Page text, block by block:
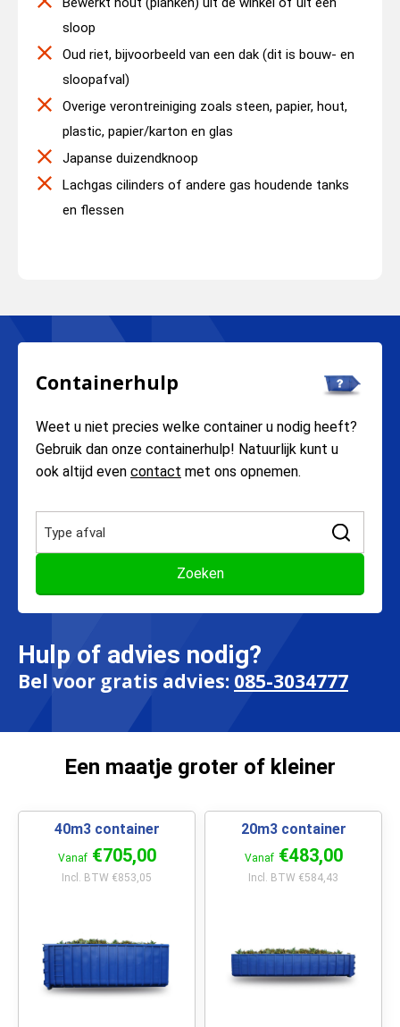
sloop
Oud riet, bijvoorbeeld van een dak (dit is bouw- en
sloopafval)
Overige verontreiniging zoals steen, papier, hout,
plastic, papier/karton en glas
Japanse duizendknoop
Lachgas cilinders of andere gas houdende tanks
en flessen
Containerhulp
Weet u niet precies welke container u nodig heeft?
Gebruik dan onze containerhulp! Natuurlijk kunt u
ook altijd even contact met ons opnemen.
Hulp of advies nodig?
Bel voor gratis advies: 085-3034777
Een maatje groter of kleiner
40m3 container
Vanaf €705,00
Incl. BTW €853,05
20m3 container
Vanaf €483,00
Incl. BTW €584,43